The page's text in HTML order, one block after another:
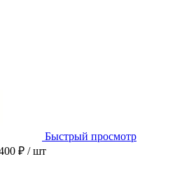
Быстрый просмотр
₽ / шт